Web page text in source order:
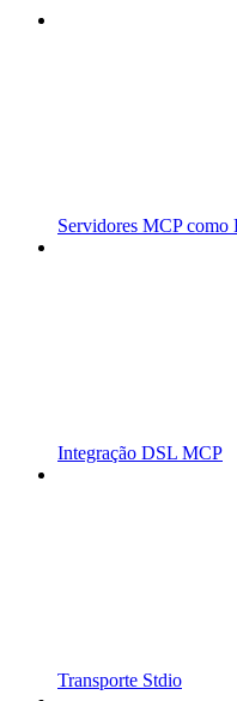
Servidores MCP
Integração DSL MCP
Transporte Stdio